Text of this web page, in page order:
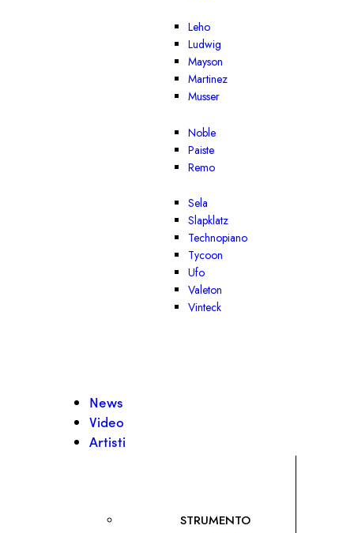
Leho
Ludwig
Mayson
Martinez
Musser
Noble
Paiste
Remo
Sela
Slapklatz
Technopiano
Tycoon
Ufo
Valeton
Vinteck
News
Video
Artisti
STRUMENTO